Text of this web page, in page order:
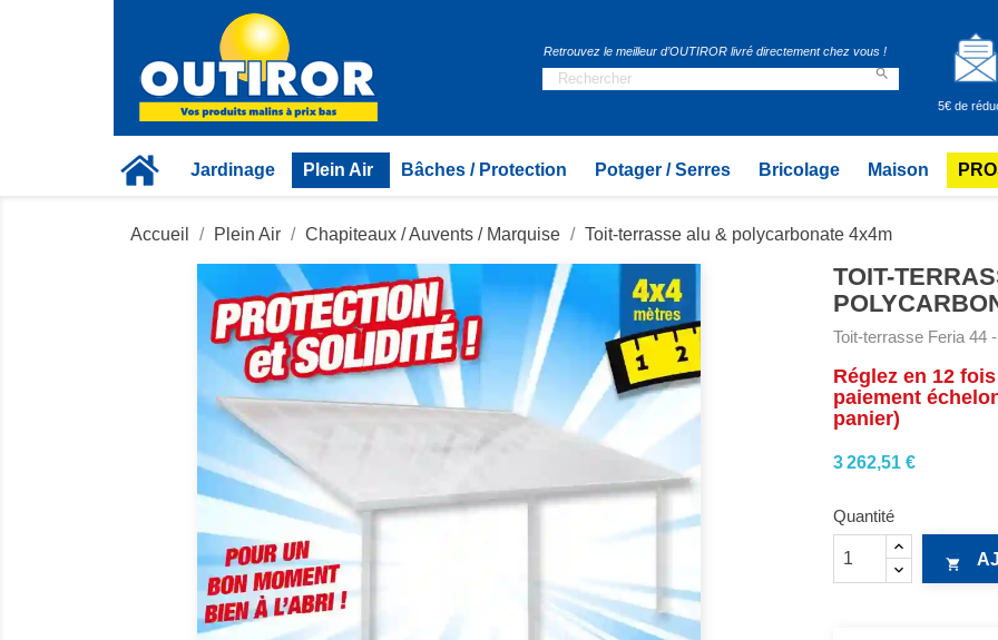
Retrouvez le meilleur d’OUTIROR livré directement chez vous !

5€ de
Jardinage Plein Air Bâches / Protection Potager / Serres Bricolage Maison
Accueil Plein Air Chapiteaux / Auvents / Marquise Toit-terrasse alu & polycarbonate 4x4m
TOIT-
Toit-terrasse Feria 44
Réglez en 12
paiement
panier)
3 262,51 €
Quantité
